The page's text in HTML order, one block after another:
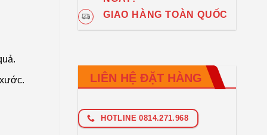
GIAO HÀNG TOÀN QUỐC
LIÊN HỆ ĐẶT HÀNG
HOTLINE 0814.271.968